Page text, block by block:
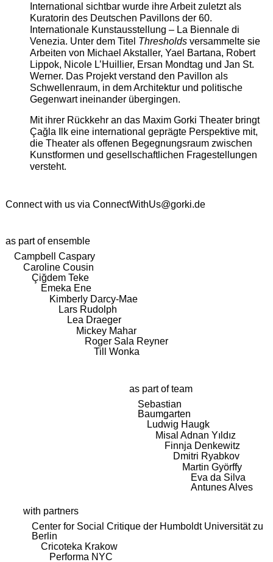
International sichtbar wurde ihre Arbeit zuletzt als
Kuratorin des Deutschen Pavillons der 60.
Internationale Kunstausstellung – La Biennale di
Venezia. Unter dem Titel Thresholdsversammelte sie
Arbeiten von Michael Akstaller, Yael Bartana, Robert
Lippok, Nicole L’Huillier, Ersan Mondtag und Jan St.
Werner. Das Projekt verstand den Pavillon als
Schwellenraum, in dem Architektur und politische
Gegenwart ineinander übergingen.
Mit ihrer Rückkehr an das Maxim Gorki Theater bringt
Çağla Ilk eine international geprägte Perspektive mit,
die Theater als offenen Begegnungsraum zwischen
Kunstformen und gesellschaftlichen Fragestellungen
versteht.
Connect with us via ConnectWithUs@gorki.de
as part of ensemble
Campbell Caspary
Caroline Cousin
Çiğdem Teke
Emeka Ene
Kimberly Darcy-Mae
Lars Rudolph
Lea Draeger
Mickey Mahar
Roger Sala Reyner
Till Wonka
as part of team
Sebastian
Baumgarten
Ludwig Haugk
Misal Adnan Yıldız
Finnja Denkewitz
Dmitri Ryabkov
Martin Györffy
Eva da Silva
Antunes Alves
with partners
Center for Social Critique der Humboldt Universität zu
Berlin
Cricoteka Krakow
Performa NYC